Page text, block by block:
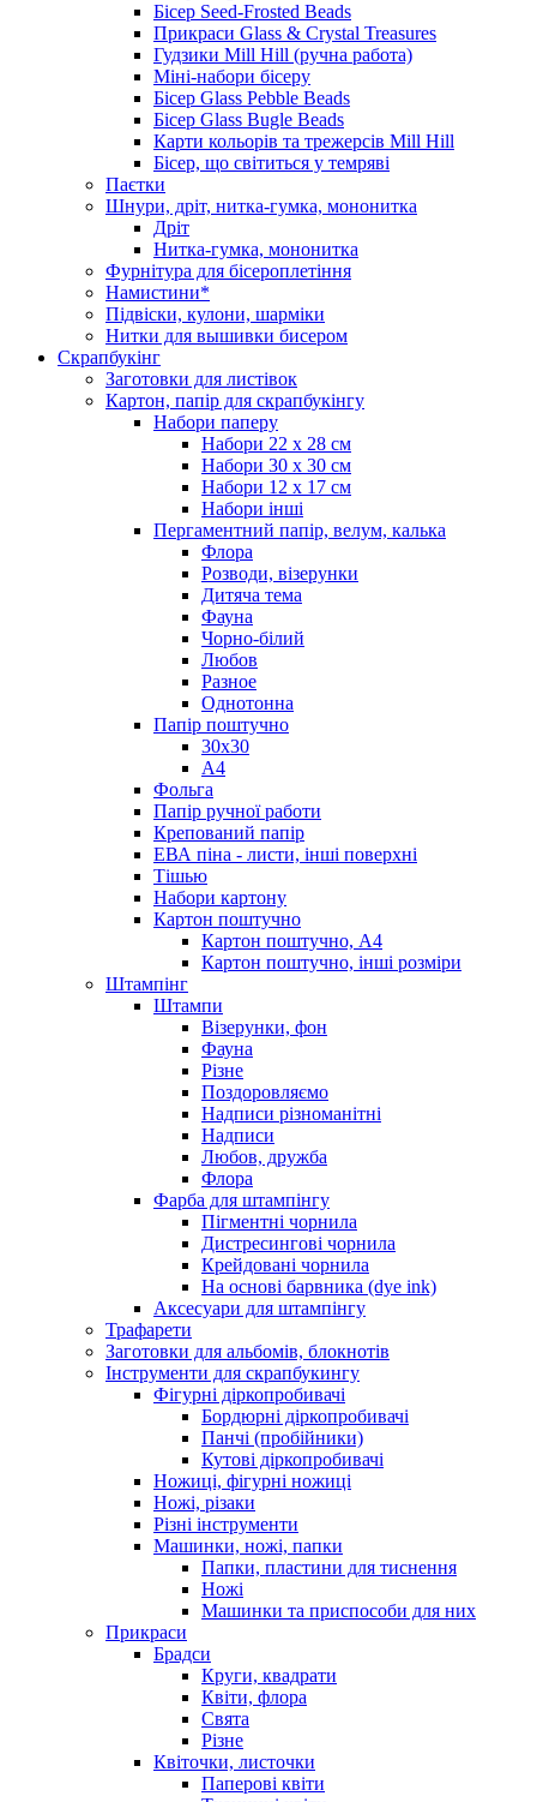
Бісер Seed-Frosted Beads
Прикраси Glass & Crystal Treasures
Гудзики Mill Hill (ручна работа)
Міні-набори бісеру
Бісер Glass Pebble Beads
Бісер Glass Bugle Beads
Карти кольорів та трежерсів Mill Hill
Бісер, що світиться у темряві
Паєтки
Шнури, дріт, нитка-гумка, мононитка
Дріт
Нитка-гумка, мононитка
Фурнітура для бісероплетіння
Намистини*
Підвіски, кулони, шарміки
Нитки для вышивки бисером
Скрапбукінг
Заготовки для листівок
Картон, папір для скрапбукінгу
Набори паперу
Набори 22 х 28 см
Набори 30 х 30 см
Набори 12 х 17 см
Набори інші
Пергаментний папір, велум, калька
Флора
Розводи, візерунки
Дитяча тема
Фауна
Чорно-білий
Любов
Разное
Однотонна
Папір поштучно
30х30
А4
Фольга
Папір ручної работи
Крепований папір
ЕВА піна - листи, інші поверхні
Тішью
Набори картону
Картон поштучно
Картон поштучно, А4
Картон поштучно, інші розміри
Штампінг
Штампи
Візерунки, фон
Фауна
Різне
Поздоровляємо
Надписи різноманітні
Надписи
Любов, дружба
Флора
Фарба для штампінгу
Пігментні чорнила
Дистресингові чорнила
Крейдовані чорнила
На основі барвника (dye ink)
Аксесуари для штампінгу
Трафарети
Заготовки для альбомів, блокнотів
Інструменти для скрапбукингу
Фігурні діркопробивачі
Бордюрні діркопробивачі
Панчі (пробійники)
Кутові діркопробивачі
Ножиці, фігурні ножиці
Ножі, різаки
Різні інструменти
Машинки, ножі, папки
Папки, пластини для тиснення
Ножі
Машинки та приспособи для них
Прикраси
Брадси
Круги, квадрати
Квіти, флора
Свята
Різне
Квіточки, листочки
Паперові квіти